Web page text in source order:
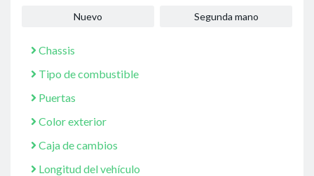
Nuevo Segunda mano
Chassis
Tipo de combustible
Puertas
Color exterior
Caja de cambios
Longitud del vehículo